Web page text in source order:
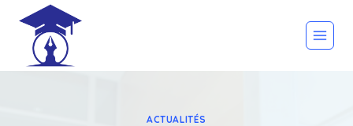
content
ACTUALITÉS